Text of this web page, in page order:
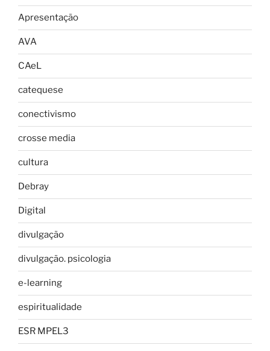
Apresentação
AVA
CAeL
catequese
conectivismo
crosse media
cultura
Debray
Digital
divulgação
divulgação. psicologia
e-learning
espiritualidade
ESR MPEL3